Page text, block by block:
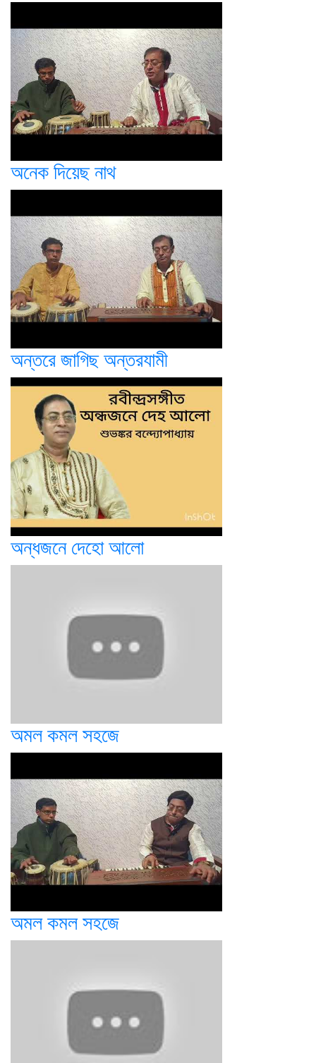
অনেক দিয়েছ নাথ
অন্তরে জাগিছ অন্তরযামী
অন্ধজনে দেহো আলো
অমল কমল সহজে
অমল কমল সহজে